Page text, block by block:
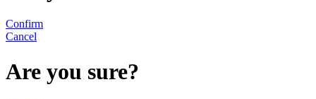
Confirm
Cancel
Are you sure?